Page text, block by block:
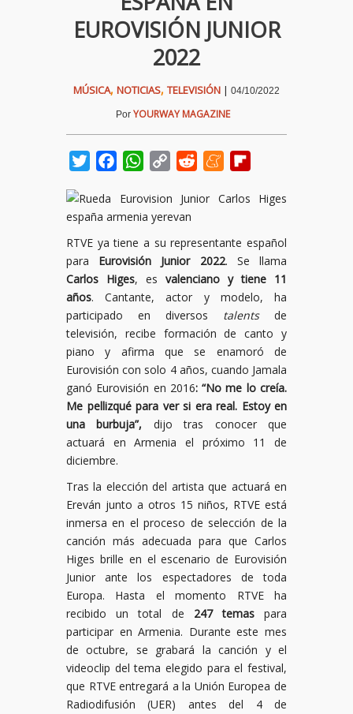
EUROVISIÓN JUNIOR
2022
MÚSICA, NOTICIAS, TELEVISIÓN | 04/10/2022
Por YOURWAY MAGAZINE
TwitterFacebookWhatsApp
Copy
Reddit Meneame
RTVE ya tiene a su representante español
para Eurovisión Junior 2022. Se llama
Carlos Higes, es valenciano y tiene 11
años. Cantante, actor y modelo, ha
participado en diversos talents de
televisión, recibe formación de canto y
piano y afirma que se enamoró de
Eurovisión con solo 4 años, cuando Jamala
ganó Eurovisión en 2016: “No me lo creía.
Me pellizqué para ver si era real. Estoy en
una burbuja”, dijo tras conocer que
actuará en Armenia el próximo 11 de
diciembre.
Tras la elección del artista que actuará en
Ereván junto a otros 15 niños, RTVE está
inmersa en el proceso de selección de la
canción más adecuada para que Carlos
Higes brille en el escenario de Eurovisión
Junior ante los espectadores de toda
Europa. Hasta el momento RTVE ha
recibido un total de 247 temaspara
participar en Armenia. Durante este mes
de octubre, se grabará la canción y el
videoclip del tema elegido para el festival,
que RTVE entregará a la Unión Europea de
Radiodifusión (UER) antes del 4 de